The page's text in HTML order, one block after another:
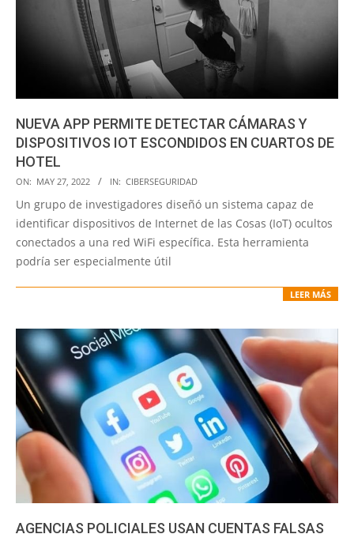
NUEVA APP PERMITE DETECTAR CÁMARAS Y
DISPOSITIVOS IOT ESCONDIDOS EN CUARTOS DE
HOTEL
2022-
05-
27
ON: MAY 27, 2022 IN: CIBERSEGURIDAD
Un grupo de investigadores diseñó un sistema capaz de
identificar dispositivos de Internet de las Cosas (IoT) ocultos
conectados a una red WiFi específica. Esta herramienta
podría ser especialmente útil
LEER MÁS
AGENCIAS POLICIALES USAN CUENTAS FALSAS